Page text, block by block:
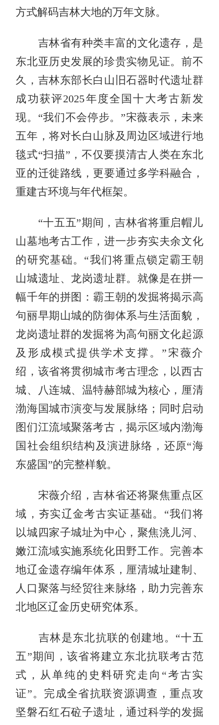
方式解码吉林大地的万年文脉。
吉林省有种类丰富的文化遗存，是
东北亚历史发展的珍贵实物见证。前不
久，吉林东部长白山旧石器时代遗址群
成功获评2025年度全国十大考古新发
现。“我们不会停步。”宋薇表示，未来
五年，将对长白山脉及周边区域进行地
毯式“扫描”，不仅要摸清古人类在东北
亚的迁徙路线，更要通过多学科融合，
重建古环境与年代框架。
“十五五”期间，吉林省将重启帽儿
山墓地考古工作，进一步夯实夫余文化
的研究基础。“我们将重点锁定霸王朝
山城遗址、龙岗遗址群。就像是在拼一
幅千年的拼图：霸王朝的发掘将揭示高
句丽早期山城的防御体系与生活面貌，
龙岗遗址群的发掘将为高句丽文化起源
及形成模式提供学术支撑。”宋薇介
绍，该省将贯彻城市考古理念，以西古
城、八连城、温特赫部城为核心，厘清
渤海国城市演变与发展脉络；同时启动
图们江流域聚落考古，揭示区域内渤海
国社会组织结构及演进脉络，还原“海
东盛国”的完整样貌。
宋薇介绍，吉林省还将聚焦重点区
域，夯实辽金考古实证基础。“我们将
以城四家子城址为中心，聚焦洮儿河、
嫩江流域实施系统化田野工作。完善本
地辽金遗存编年体系，厘清城址建制、
人口聚落与经贸往来脉络，助力完善东
北地区辽金历史研究体系。
吉林是东北抗联的创建地。“十五
五”期间，该省将建立东北抗联考古范
式，从单纯的史料研究走向“考古实
证”。完成全省抗联资源调查，重点攻
坚磐石红石砬子遗址，通过科学的发掘